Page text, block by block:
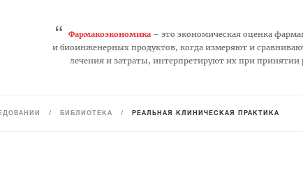
“ Фармакоэкономика– это экономическая оценка
и биоинженерных продуктов, когда измеряют и
лечения и затраты, интерпретируют их при
/ БИБЛИОТЕКА / РЕАЛЬНАЯ КЛИНИЧЕСКАЯ ПРАКТИКА